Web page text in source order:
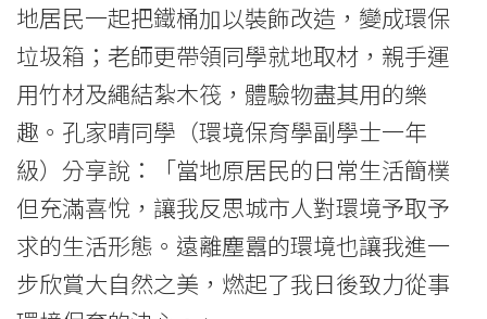
學
院
消
息
國
地居民一起把鐵桶加以裝飾改造，變成環保
垃圾箱；老師更帶領同學就地取材，親手運
用竹材及繩結紮木筏，體驗物盡其用的樂
趣。孔家晴同學（環境保育學副學士一年
級）分享說：「當地原居民的日常生活簡樸
但充滿喜悅，讓我反思城市人對環境予取予
求的生活形態。遠離塵囂的環境也讓我進一
步欣賞大自然之美，燃起了我日後致力從事